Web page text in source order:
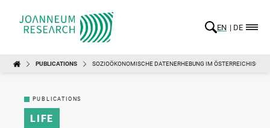
EN DE
PUBLICATIONS SOZIOÖKONOMISCHE DATENERHEBUNG IM
PUBLICATIONS
LIFE